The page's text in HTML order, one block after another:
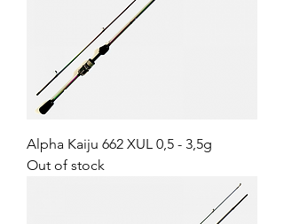
Alpha Kaiju 662 XUL 0,5 - 3,5g
Out of stock